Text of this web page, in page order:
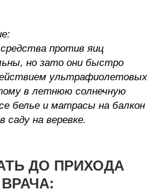
против яиц
но зато они быстро
ультрафиолетовых
в летнюю солнечную
белье и матрасы на балкон
саду на веревке.
ДО ПРИХОДА
ВРАЧА: